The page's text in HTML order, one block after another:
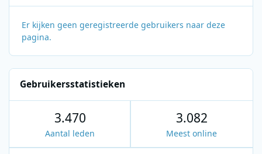
Er kijken geen geregistreerde gebruikers naar deze
pagina.
Gebruikersstatistieken
3.470
Aantal leden
3.082
Meest online